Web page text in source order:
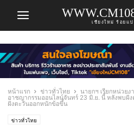
เชียงใหม่ ร้อยแ
หน้าแรก ข่าวทั่วไทย
นายกฯ เรียกหน่วย
อาชญากรรมออนไลน์จันทร์ 23 มิ.ย. นี้ หลังพบฝั่
ฝั่งตะวันออกหนักข้อขึ้น
ข่าวทั่วไทย